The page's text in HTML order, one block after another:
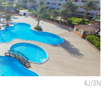
4J/3N